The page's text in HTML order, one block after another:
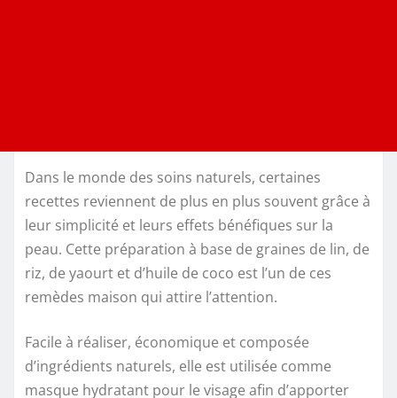
Dans le monde des soins naturels, certaines
recettes reviennent de plus en plus souvent grâce à
leur simplicité et leurs effets bénéfiques sur la
peau. Cette préparation à base de graines de lin, de
riz, de yaourt et d’huile de coco est l’un de ces
remèdes maison qui attire l’attention.
Facile à réaliser, économique et composée
d’ingrédients naturels, elle est utilisée comme
masque hydratant pour le visage afin d’apporter